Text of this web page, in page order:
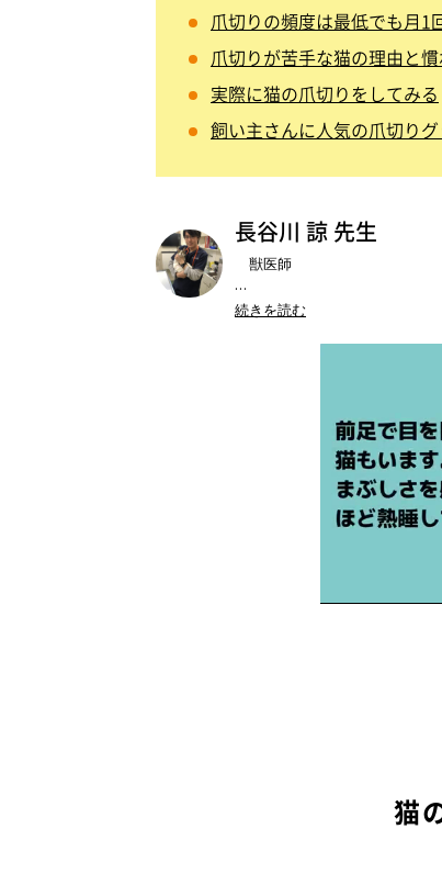
爪切りの頻度は最低でも月1
爪切りが苦手な猫の理由と
実際に猫の爪切りをしてみる
飼い主さんに人気の爪切り
長谷川 諒 先生
獣医師
株式会社Ani-vet
動物病院京都 ねこの病院所
●書籍（監修）：『知っておき
『いちばんよくわ
続きを読む
猫